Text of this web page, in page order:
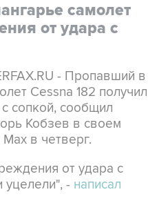
самолет
от удара с
- Пропавший в
Cessna 182 получил
сопкой, сообщил
Кобзев в своем
в четверг.
от удара с
уцелели", - написал